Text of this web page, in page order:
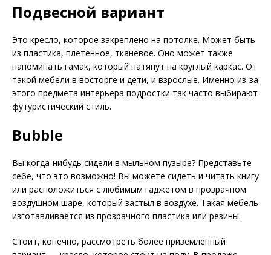
Подвесной вариант
Это кресло, которое закреплено на потолке. Может быть
из пластика, плетенное, тканевое. Оно может также
напоминать гамак, который натянут на круглый каркас. От
такой мебели в восторге и дети, и взрослые. Именно из-за
этого предмета интерьера подростки так часто выбирают
футуристический стиль.
Bubble
Вы когда-нибудь сидели в мыльном пузыре? Представьте
себе, что это возможно! Вы можете сидеть и читать книгу
или расположиться с любимым гаджетом в прозрачном
воздушном шаре, который застыл в воздухе. Такая мебель
изготавливается из прозрачного пластика или резины.
Стоит, конечно, рассмотреть более приземленный